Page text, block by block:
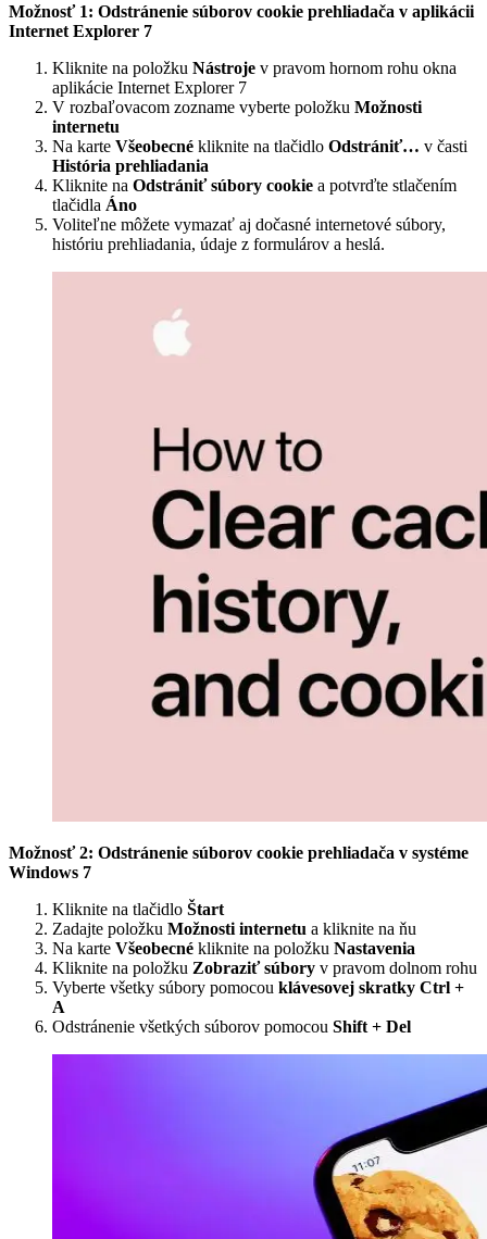
Možnosť 1: Odstránenie súborov cookie prehliadača v aplikácii
Internet Explorer 7
Kliknite na položku Nástroje v pravom hornom rohu okna
aplikácie Internet Explorer 7
V rozbaľovacom zozname vyberte položku Možnosti
internetu
Na karte Všeobecné kliknite na tlačidlo Odstrániť… v časti
História prehliadania
Kliknite na Odstrániť súbory cookie a potvrďte stlačením
tlačidla Áno
Voliteľne môžete vymazať aj dočasné internetové súbory,
históriu prehliadania, údaje z formulárov a heslá.
Možnosť 2: Odstránenie súborov cookie prehliadača v systéme
Windows 7
Kliknite na tlačidlo Štart
Zadajte položku Možnosti internetu a kliknite na ňu
Na karte Všeobecné kliknite na položku Nastavenia
Kliknite na položku Zobraziť súbory v pravom dolnom rohu
Vyberte všetky súbory pomocou klávesovej skratky Ctrl +
A
Odstránenie všetkých súborov pomocou Shift + Del